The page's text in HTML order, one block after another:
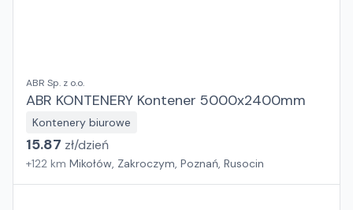
ABR Sp. z o.o.
ABR KONTENERY Kontener 5000x2400mm
Kontenery biurowe
15.87 zł/dzień
+122 km Mikołów, Zakroczym, Poznań, Rusocin